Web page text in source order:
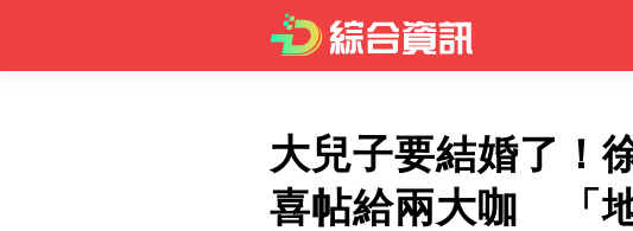
大兒子要結婚了！
喜帖給兩大咖 「